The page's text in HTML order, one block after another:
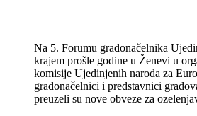
Na 5. Forumu gradonačelnika
krajem prošle godine u Ženevi u
komisije Ujedinjenih naroda za
gradonačelnici i predstavnici
preuzeli su nove obveze za